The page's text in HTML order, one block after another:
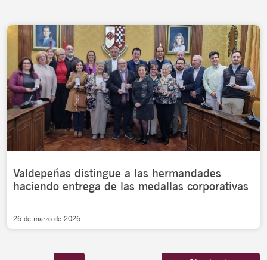
Valdepeñas distingue a las hermandades
haciendo entrega de las medallas corporativas
26 de marzo de 2026